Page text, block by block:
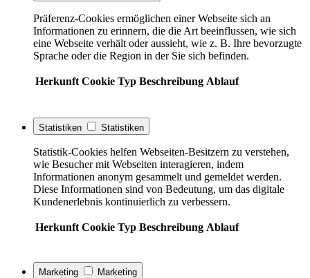
Präferenz-Cookies ermöglichen einer Webseite sich an
Informationen zu erinnern, die die Art beeinflussen, wie sich
eine Webseite verhält oder aussieht, wie z. B. Ihre bevorzugte
Sprache oder die Region in der Sie sich befinden.
Herkunft Cookie Typ Beschreibung Ablauf
Statistiken Statistiken
Statistik-Cookies helfen Webseiten-Besitzern zu verstehen,
wie Besucher mit Webseiten interagieren, indem
Informationen anonym gesammelt und gemeldet werden.
Diese Informationen sind von Bedeutung, um das digitale
Kundenerlebnis kontinuierlich zu verbessern.
Herkunft Cookie Typ Beschreibung Ablauf
Marketing Marketing